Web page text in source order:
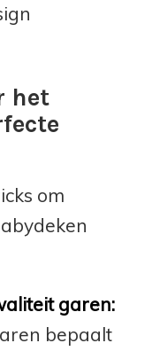
het
om
garen:
bepaalt